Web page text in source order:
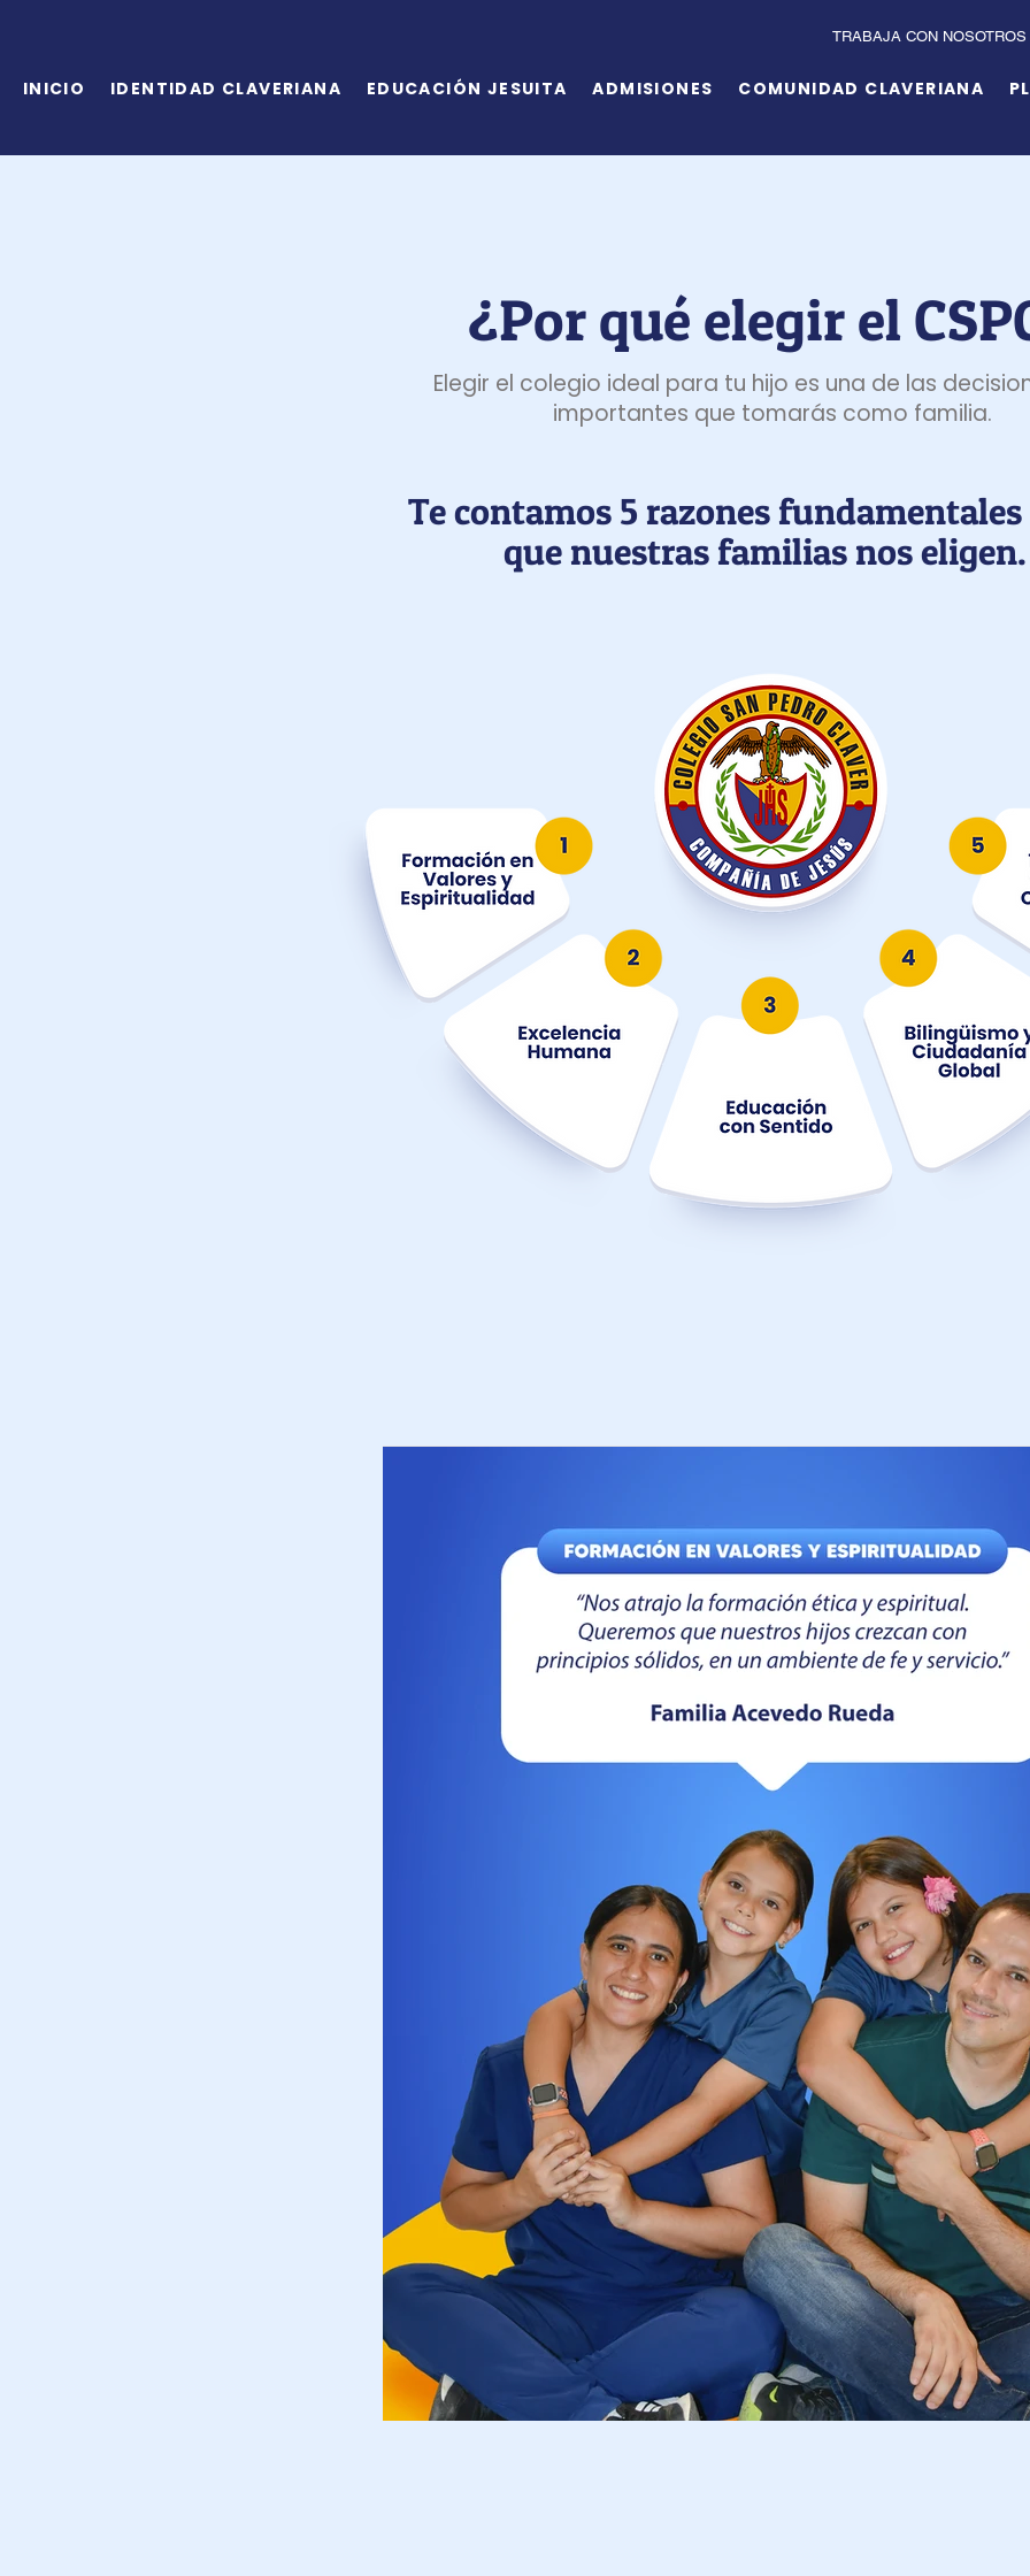
TRABAJA CON NOSOTROS
INICIO IDENTIDAD CLAVERIANA EDUCACIÓN JESUITA ADMISIONES COMUNIDAD CLAVERIANA
¿Por qué elegir el
Elegir el colegio ideal para tu hijo es una de las
importantes que tomarás como familia.
Te contamos 5 razones
que nuestras familias nos